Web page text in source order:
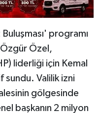
programı
Özgür Özel,
liderliği için Kemal
sundu. Valilik izni
gölgesinde
başkanın 2 milyon